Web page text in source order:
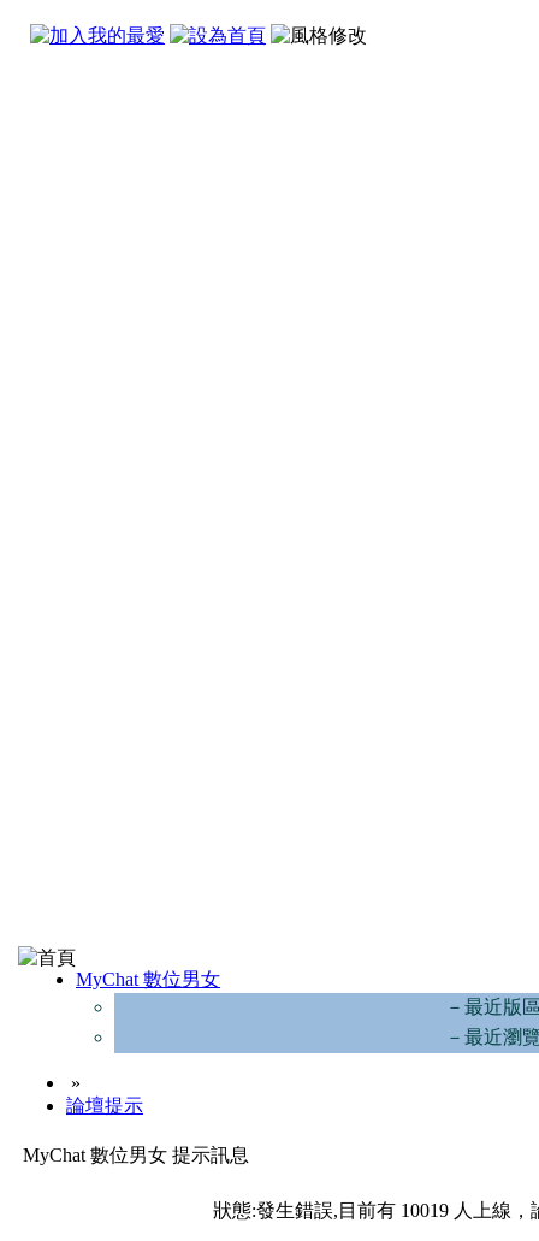
MyChat 數位男女
－最近版
－最近瀏
»
論壇提示
MyChat 數位男女 提示訊息
狀態:發生錯誤,目前有 10019 人上線